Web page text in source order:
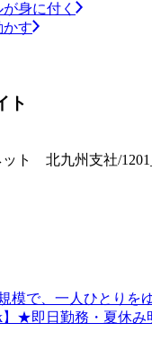
身に付く
かす
ト
ト 北九州支社/
模で、一人ひとりを
】★即日勤務・夏休